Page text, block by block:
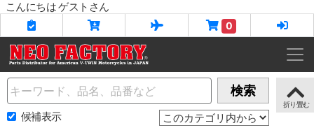
こんにちは ゲストさん
0
Name 検索
候補表示